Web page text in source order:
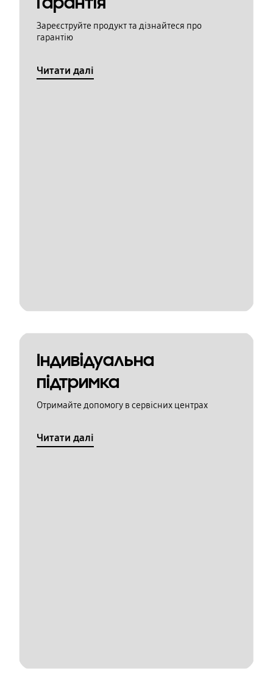
Зареєструйте продукт та дізнайтеся про
гарантію
Читати далі
Індивідуальна
підтримка
Отримайте допомогу в сервісних центрах
Читати далі